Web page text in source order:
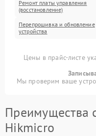
Ремонт платы управления
(восстановление)
Перепрошивка и обновление
устройства
Цены в прайс-листе
Мы проверим ваше
Преимущества
Hikmicro